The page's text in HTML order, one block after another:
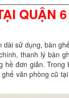
QUẬN
sử dụng, bàn
thanh lý bàn
hề đơn giản. Trong
văn phòng cũ